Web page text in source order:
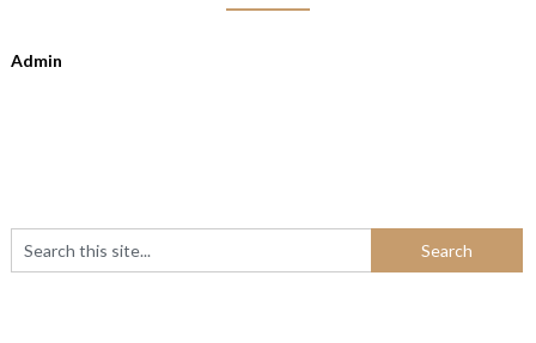
Admin